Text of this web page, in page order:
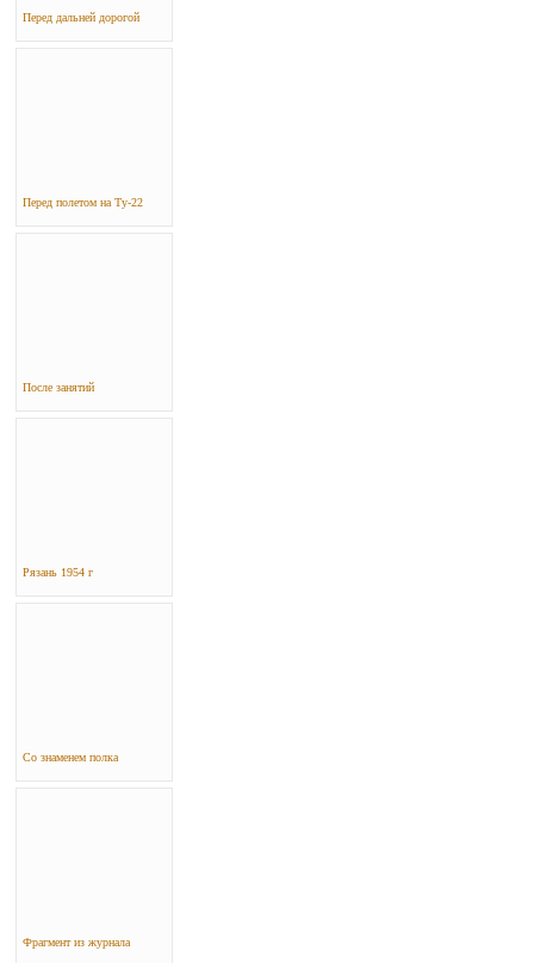
Перед дальней дорогой
Перед полетом на Ту-22
После занятий
Рязань 1954 г
Со знаменем полка
Фрагмент из журнала